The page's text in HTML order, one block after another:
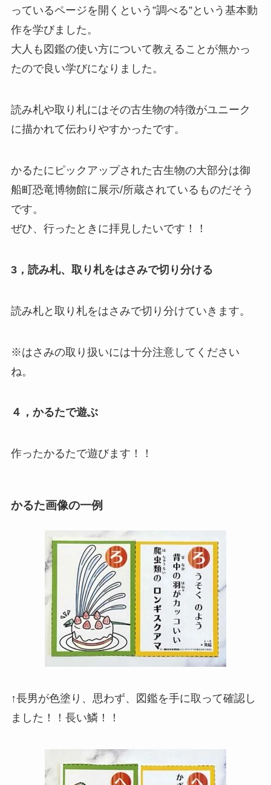
っているページを開くという”調べる”という基本動
作を学びました。
大人も図鑑の使い方について教えることが無かっ
たので良い学びになりました。
読み札や取り札にはその古生物の特徴がユニーク
に描かれて伝わりやすかったです。
かるたにピックアップされた古生物の大部分は御
船町恐竜博物館に展示/所蔵されているものだそう
です。
ぜひ、行ったときに拝見したいです！！
3，読み札、取り札をはさみで切り分ける
読み札と取り札をはさみで切り分けていきます。
※はさみの取り扱いには十分注意してください
ね。
４，かるたで遊ぶ
作ったかるたで遊びます！！
かるた画像の一例
↑長男が色塗り、思わず、図鑑を手に取って確認し
ました！！長い鱗！！